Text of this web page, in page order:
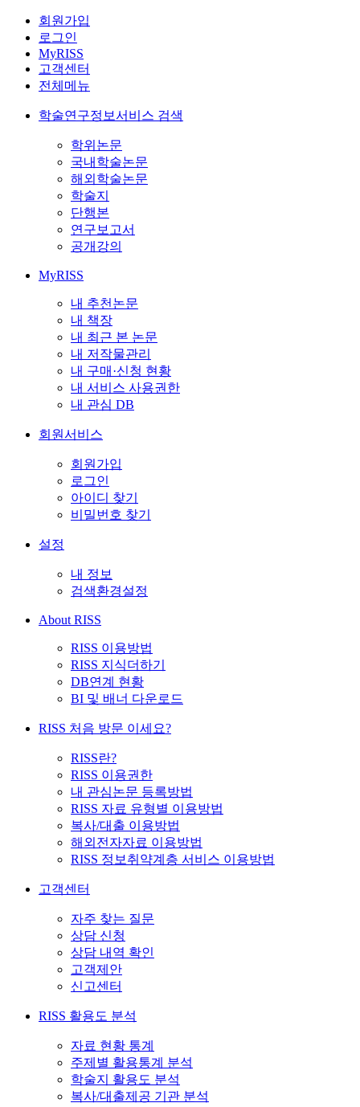
회원가입
로그인
MyRISS
고객센터
전체메뉴
학술연구정보서비스 검색
학위논문
국내학술논문
해외학술논문
학술지
단행본
연구보고서
공개강의
MyRISS
내 추천논문
내 책장
내 최근 본 논문
내 저작물관리
내 구매·신청 현황
내 서비스 사용권한
내 관심 DB
회원서비스
회원가입
로그인
아이디 찾기
비밀번호 찾기
설정
내 정보
검색환경설정
About RISS
RISS 이용방법
RISS 지식더하기
DB연계 현황
BI 및 배너 다운로드
RISS 처음 방문 이세요?
RISS란?
RISS 이용권한
내 관심논문 등록방법
RISS 자료 유형별 이용방법
복사/대출 이용방법
해외전자자료 이용방법
RISS 정보취약계층 서비스 이용방법
고객센터
자주 찾는 질문
상담 신청
상담 내역 확인
고객제안
신고센터
RISS 활용도 분석
자료 현황 통계
주제별 활용통계 분석
학술지 활용도 분석
복사/대출제공 기관 분석